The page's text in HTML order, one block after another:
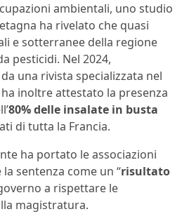
ambientali, uno studio
ha rivelato che quasi
e sotterranee della regione
pesticidi. Nel 2024,
una rivista specializzata nel
inoltre attestato la presenza
80% delle insalate in busta
di tutta la Francia.
ha portato le associazioni
sentenza come un “risultato
a rispettare le
magistratura.